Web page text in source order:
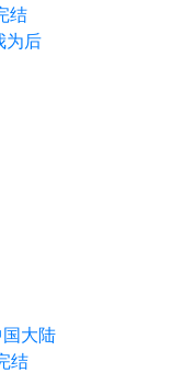
结
为后
大陆
结